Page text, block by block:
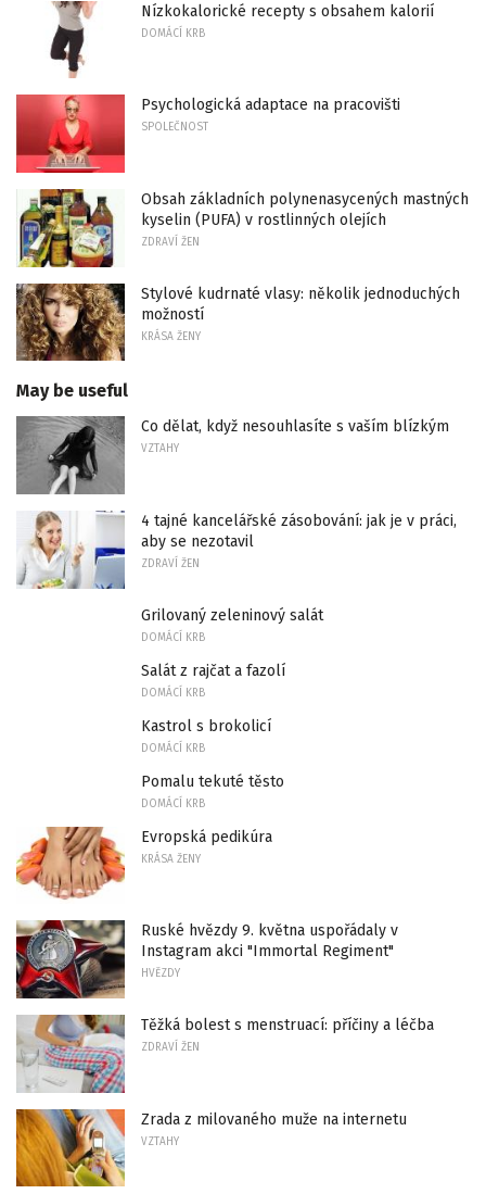
Nízkokalorické recepty s obsahem kalorií
DOMÁCÍ KRB
Psychologická adaptace na pracovišti
SPOLEČNOST
Obsah základních polynenasycených mastných
kyselin (PUFA) v rostlinných olejích
ZDRAVÍ ŽEN
Stylové kudrnaté vlasy: několik jednoduchých
možností
KRÁSA ŽENY
May be useful
Co dělat, když nesouhlasíte s vaším blízkým
VZTAHY
4 tajné kancelářské zásobování: jak je v práci,
aby se nezotavil
ZDRAVÍ ŽEN
Grilovaný zeleninový salát
DOMÁCÍ KRB
Salát z rajčat a fazolí
DOMÁCÍ KRB
Kastrol s brokolicí
DOMÁCÍ KRB
Pomalu tekuté těsto
DOMÁCÍ KRB
Evropská pedikúra
KRÁSA ŽENY
Ruské hvězdy 9. května uspořádaly v
Instagram akci "Immortal Regiment"
HVĚZDY
Těžká bolest s menstruací: příčiny a léčba
ZDRAVÍ ŽEN
Zrada z milovaného muže na internetu
VZTAHY